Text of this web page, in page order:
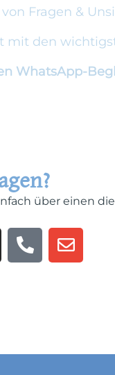
Fragen &
mit den
WhatsApp-
über einen